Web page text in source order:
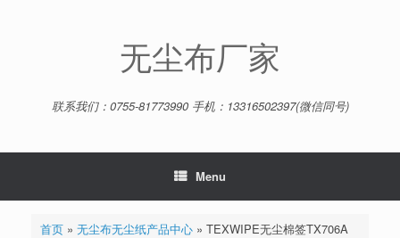
无尘布厂家
联系我们：0755-81773990 手机：13316502397(微信同号)
Menu
首页» 无尘布无尘纸产品中心» TEXWIPE无尘棉签TX706A